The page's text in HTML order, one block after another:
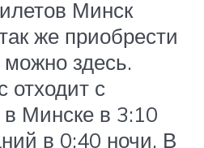
Минск
же приобрести
здесь.
отходит с
в Минске в 3:10
в 0:40 ночи. В